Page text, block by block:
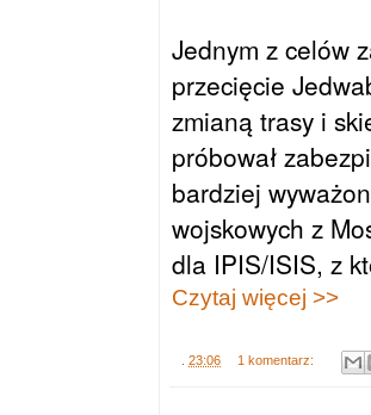
Jednym z celów
przecięcie
zmianą trasy i
próbował
bardziej
wojskowych z
dla IPIS/ISIS, z
Czytaj więcej >>
23:06 1 komentarz: